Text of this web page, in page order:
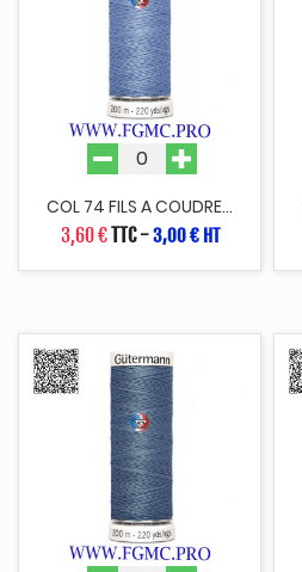
COL 74 FILS A COUDRE...
3,60 €TTC-3,00 € HT